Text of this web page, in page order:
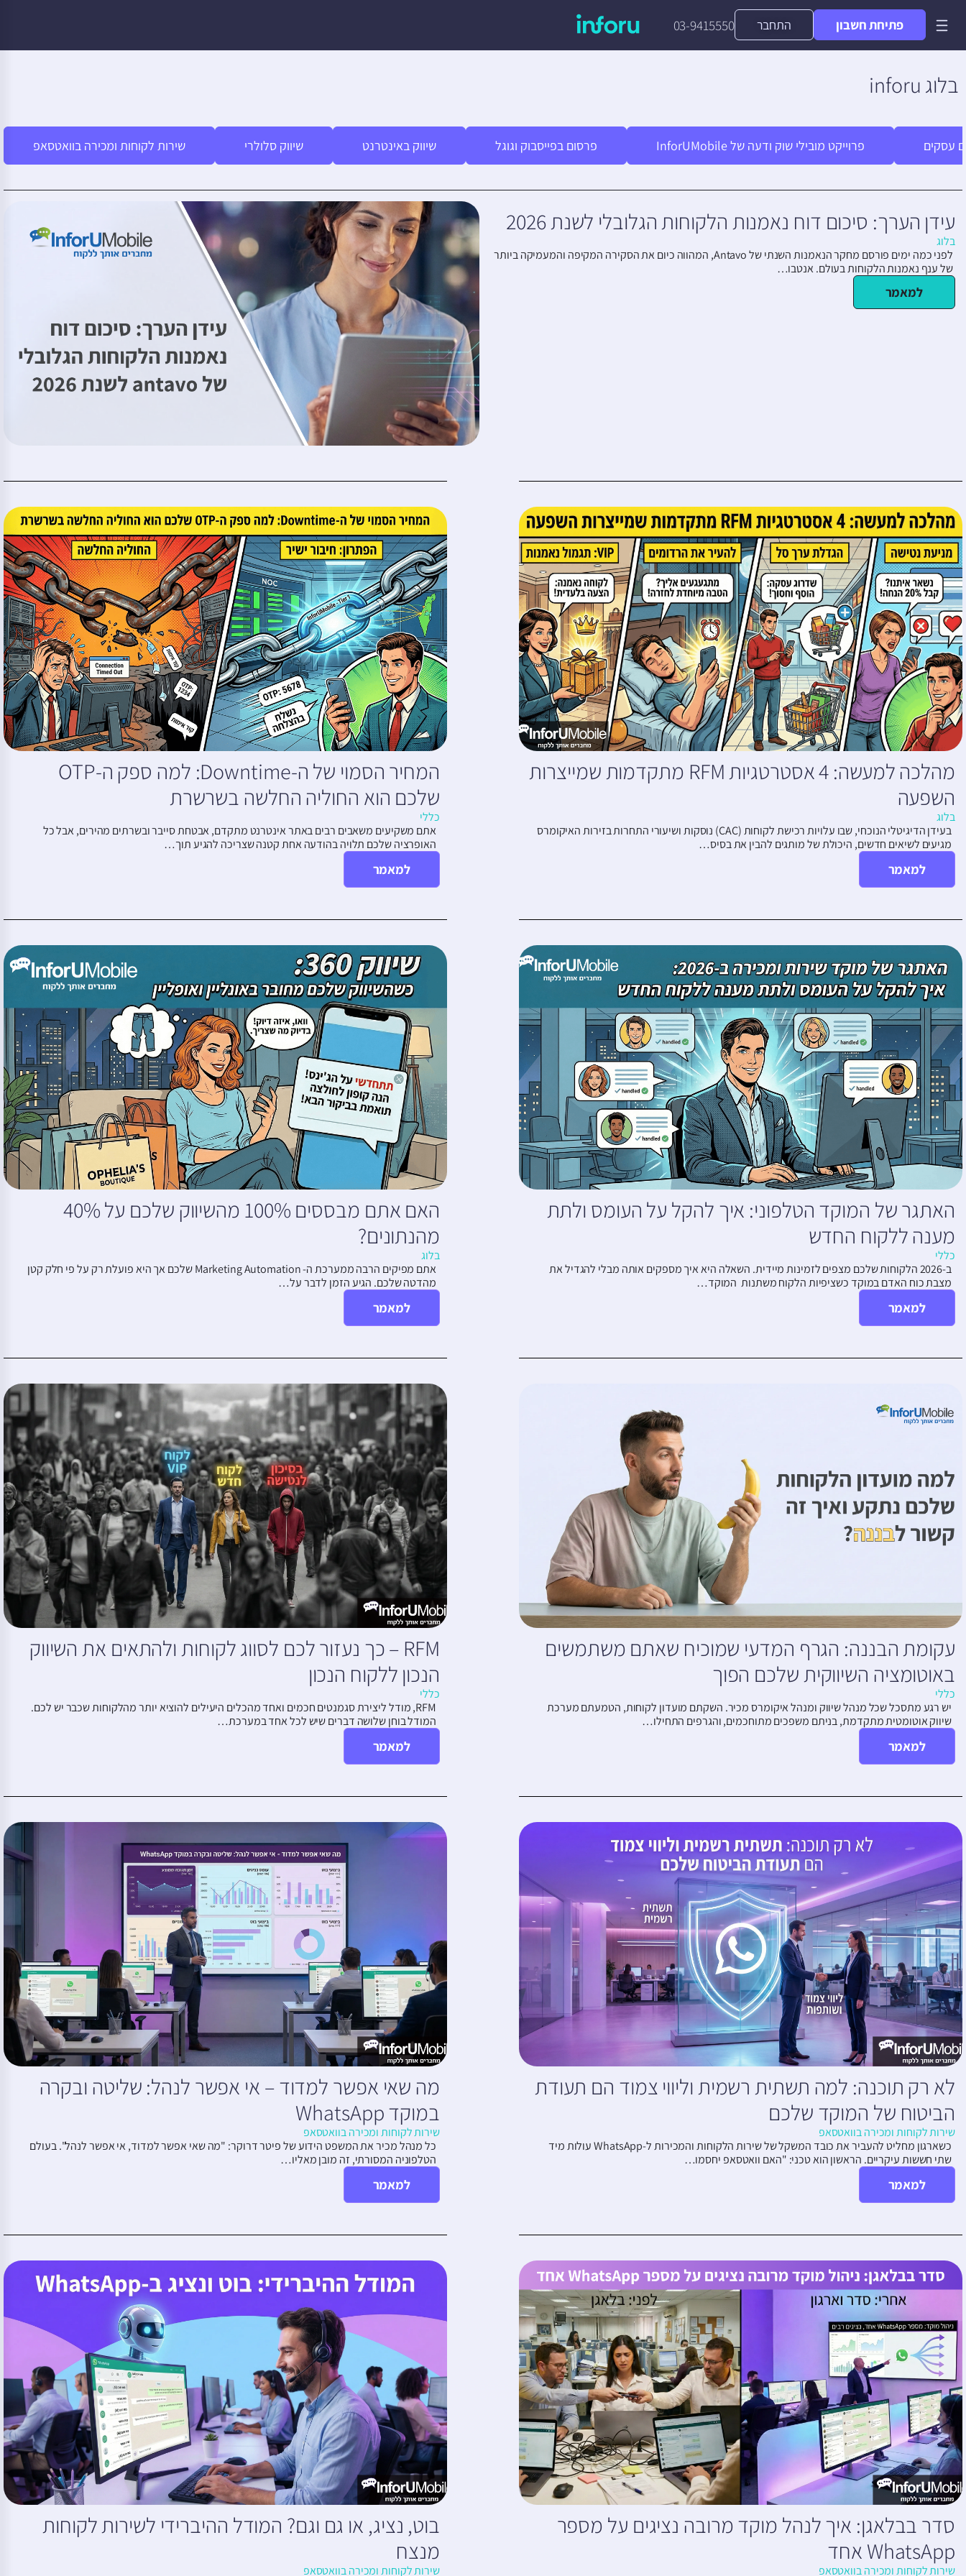
03-9415550 התחבר פתיחת חשבון
בלוג inforu
עסקים פרוייקט מובילי שוק ודעה של InforUMobile פרסום בפייסבוק וגוגל שיווק באינטרנט שיווק סלולרי שירות לקוחות ומכירה בוואטסאפ
עידן הערך: סיכום דוח נאמנות הלקוחות הגלובלי לשנת 2026
בלוג
לפני כמה ימים פורסם מחקר הנאמנות השנתי של Antavo, המהווה כיום את הסקירה המקיפה והמעמיקה ביותר
של ענף נאמנות הלקוחות בעולם. אנטבו…
למאמר
מהלכה למעשה: 4 אסטרטגיות RFM מתקדמות שמייצרות
השפעה
בלוג
בעידן הדיגיטלי הנוכחי, שבו עלויות רכישת לקוחות (CAC) נוסקות ושיעורי התחרות בזירות האיקומרס
מגיעים לשיאים חדשים, היכולת של מותגים להבין את בסיס…
למאמר
המחיר הסמוי של ה-Downtime: למה ספק ה-OTP
שלכם הוא החוליה החלשה בשרשרת
כללי
אתם משקיעים משאבים רבים באתר אינטרנט מתקדם, אבטחת סייבר ובשרתים מהירים, אבל כל
האופרציה שלכם תלויה בהודעה אחת קטנה שצריכה להגיע תוך…
למאמר
האתגר של המוקד הטלפוני: איך להקל על העומס ולתת
מענה ללקוח החדש
כללי
ב-2026 הלקוחות שלכם מצפים לזמינות מיידית. השאלה היא איך מספקים אותה מבלי להגדיל את
מצבת כוח האדם במוקד כשציפיות הלקוח משתנות המוקד…
למאמר
האם אתם מבססים 100% מהשיווק שלכם על 40%
מהנתונים?
בלוג
אתם מפיקים הרבה ממערכת ה- Marketing Automation שלכם אך היא פועלת רק על פי חלק קטן
מהדטה שלכם. הגיע הזמן לדבר על…
למאמר
עקומת הבננה: הגרף המדעי שמוכיח שאתם משתמשים
באוטומציה השיווקית שלכם הפוך
כללי
יש רגע מתסכל שכל מנהל שיווק ומנהל איקומרס מכיר. השקתם מועדון לקוחות, הטמעתם מערכת
שיווק אוטומטית מתקדמת, בניתם משפכים מתוחכמים, והגרפים התחילו…
למאמר
RFM – כך נעזור לכם לסווג לקוחות ולהתאים את השיווק
הנכון ללקוח הנכון
כללי
RFM, מודל ליצירת סגמנטים חכמים ואחד מהכלים היעילים להוציא יותר מהלקוחות שכבר יש לכם.
המודל בוחן שלושה דברים שיש לכל אחד במערכת…
למאמר
לא רק תוכנה: למה תשתית רשמית וליווי צמוד הם תעודת
הביטוח של המוקד שלכם
שירות לקוחות ומכירה בוואטסאפ
כשארגון מחליט להעביר את כובד המשקל של שירות הלקוחות והמכירות ל-WhatsApp עולות מיד
שתי חששות עיקריים. הראשון הוא טכני: "האם וואטסאפ יחסמו…
למאמר
מה שאי אפשר למדוד – אי אפשר לנהל: שליטה ובקרה
במוקד WhatsApp
שירות לקוחות ומכירה בוואטסאפ
כל מנהל מכיר את המשפט הידוע של פיטר דרוקר: "מה שאי אפשר למדוד, אי אפשר לנהל". בעולם
הטלפוניה המסורתי, זה מובן מאליו…
למאמר
סדר בבלאגן: איך לנהל מוקד מרובה נציגים על מספר
WhatsApp אחד
שירות לקוחות ומכירה בוואטסאפ
בוט, נציג, או גם וגם? המודל ההיברידי לשירות לקוחות
מנצח
שירות לקוחות ומכירה בוואטסאפ